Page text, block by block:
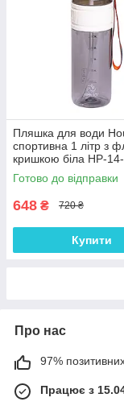
Пляшка для води
спортивна 1 літр з
кришкою біла HP-
Готово до відправки
648 ₴ 720 ₴
Купити
Про нас
97% позитивних
Працює з